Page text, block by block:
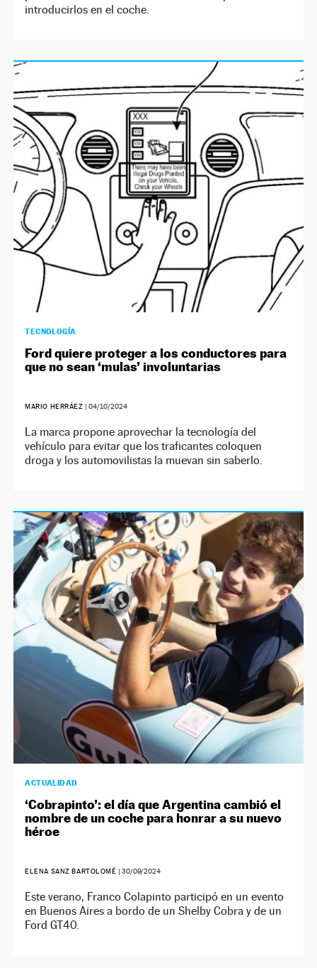
introducirlos en el coche.
TECNOLOGÍA
Ford quiere proteger a los conductores para
que no sean ‘mulas’ involuntarias
MARIO HERRÁEZ |04/10/2024
La marca propone aprovechar la tecnología del
vehículo para evitar que los traficantes coloquen
droga y los automovilistas la muevan sin saberlo.
ACTUALIDAD
‘Cobrapinto’: el día que Argentina cambió el
nombre de un coche para honrar a su nuevo
héroe
ELENA SANZ BARTOLOMÉ |30/09/2024
Este verano, Franco Colapinto participó en un evento
en Buenos Aires a bordo de un Shelby Cobra y de un
Ford GT40.